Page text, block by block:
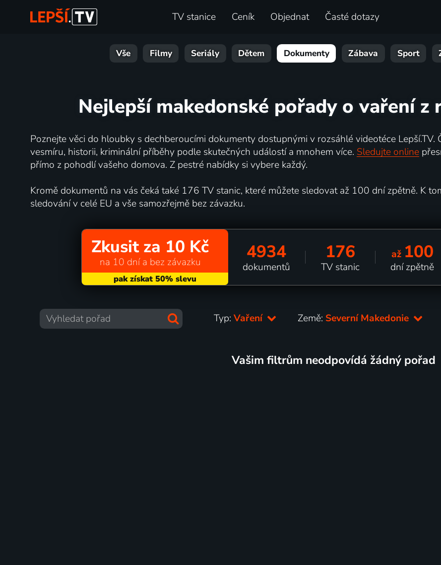
TV stanice Ceník Objednat Časté dotazy
Vše Filmy Seriály Dětem Dokumenty Zábava Sport
Nejlepší makedonské pořady o vaření
Poznejte věci do hloubky s dechberoucími dokumenty dostupnými v rozsáhlé videotéce
vesmíru, historii, kriminální příběhy podle skutečných událostí a mnohem více. Sledujte online
přímo z pohodlí vašeho domova. Z pestré nabídky si vybere každý.
Kromě dokumentů na vás čeká také 176 TV stanic, které můžete sledovat až 100 dní zpětně. K
sledování v celé EU a vše samozřejmě bez závazku.
Zkusit za 10 Kč
na 10 dní a bez závazku 4934
dokumentů
176
TV stanic
až 100
dní zpětně
Typ:Vaření Země: Severní Makedonie
Vašim filtrům neodpovídá žádný pořad